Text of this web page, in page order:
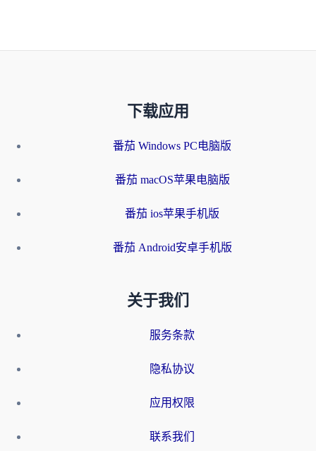
下载应用
番茄 Windows PC电脑版
番茄 macOS苹果电脑版
番茄 ios苹果手机版
番茄 Android安卓手机版
关于我们
服务条款
隐私协议
应用权限
联系我们